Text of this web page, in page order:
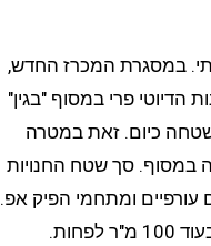
במסגרת המכרז החדש,
פרי במסוף "בגין"
שטח של כ-200 מ"ר, כפול משטחה כיום. זאת במטרה
במסוף. סך שטח החנויות
לא כולל מחסנים עורפיים ומתחמי הפיק אפ.